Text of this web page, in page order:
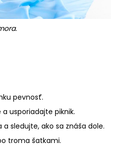
pevnosť.
usporiadajte piknik.
sledujte, ako sa znáša dole.
troma šatkami.